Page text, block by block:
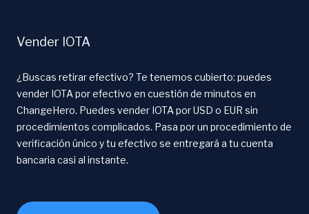
Vender IOTA
¿Buscas retirar efectivo? Te tenemos cubierto: puedes
vender IOTA por efectivo en cuestión de minutos en
ChangeHero. Puedes vender IOTA por USD o EUR sin
procedimientos complicados. Pasa por un procedimiento de
verificación único y tu efectivo se entregará a tu cuenta
bancaria casi al instante.